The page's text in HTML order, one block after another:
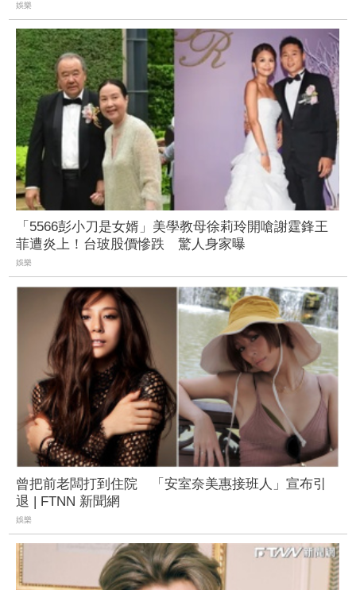
娛樂
「5566彭小刀是女婿」美學教母徐莉玲開嗆謝霆鋒王
菲遭炎上！台玻股價慘跌 驚人身家曝
娛樂
曾把前老闆打到住院 「安室奈美惠接班人」宣布引
退 | FTNN 新聞網
娛樂